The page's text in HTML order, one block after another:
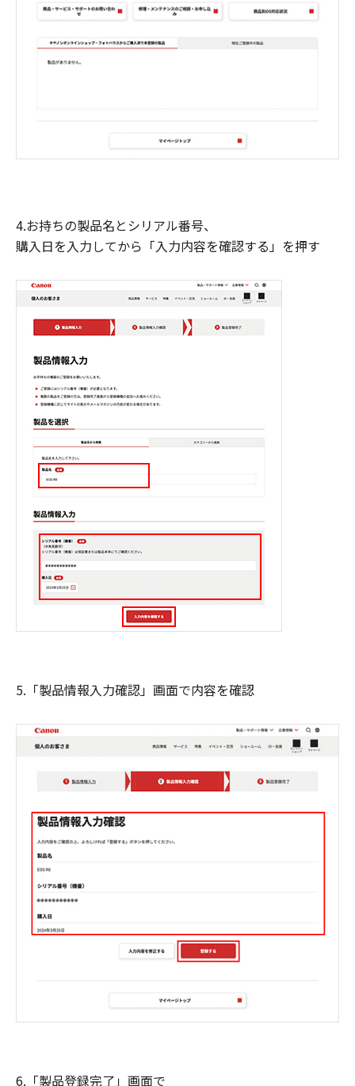
4.お持ちの製品名とシリアル番号、
購入日を入力してから「入力内容を確認する」を押す
5.「製品情報入力確認」画面で内容を確認
6.「製品登録完了」画面で